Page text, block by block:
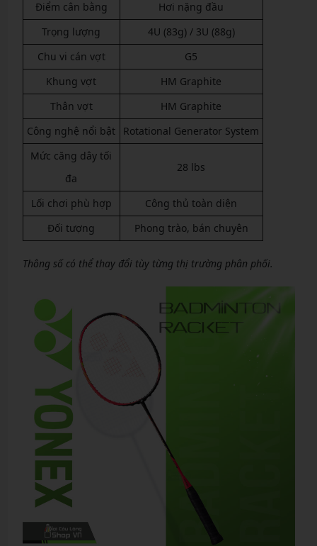
Điểm cân bằng
Hơi nặng đầu
Trọng lượng
4U (83g) / 3U (88g)
Chu vi cán vợt
G5
Khung vợt
HM Graphite
Thân vợt
HM Graphite
Công nghệ nổi bật
Rotational Generator System
Mức căng dây tối
đa
28 lbs
Lối chơi phù hợp
Công thủ toàn diện
Đối tượng
Phong trào, bán chuyên
Thông số có thể thay đổi tùy từng thị trường phân phối.